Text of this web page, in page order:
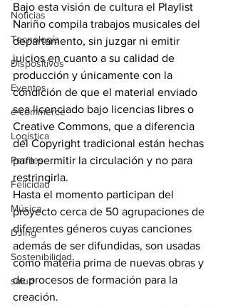
Noticias
Tecnología
Dispositivos
Eventos
e-commerce
Logística
Perfiles
Felicidad
Música
DJing
Sostenibilidad
salud
Bajo esta visión de cultura el Playlist
Nariño compila trabajos musicales del
departamento, sin juzgar ni emitir
juicios en cuanto a su calidad de
producción y únicamente con la
condición de que el material enviado
sea licenciado bajo licencias libres o
Creative Commons, que a diferencia
del Copyright tradicional están hechas
para permitir la circulación y no para
restringirla.
Hasta el momento participan del
proyecto cerca de 50 agrupaciones de
diferentes géneros cuyas canciones
además de ser difundidas, son usadas
como materia prima de nuevas obras y
de procesos de formación para la
creación.